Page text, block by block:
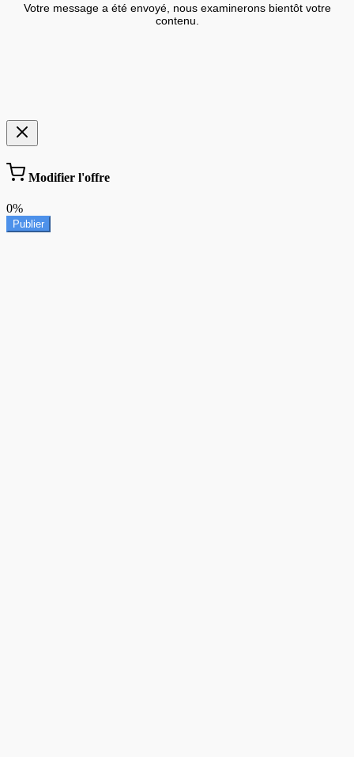
Votre message a été envoyé, nous examinerons bientôt votre
contenu.
Modifier l'offre
0%
Publier